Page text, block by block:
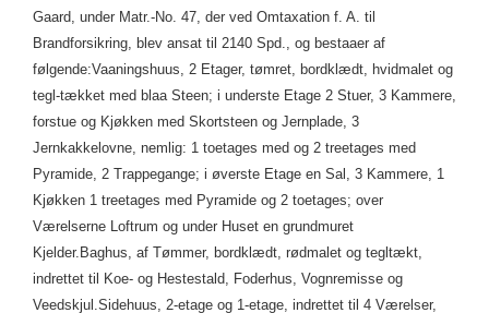
Gaard, under Matr.-No. 47, der ved Omtaxation f. A. til
Brandforsikring, blev ansat til 2140 Spd., og bestaaer af
følgende:Vaaningshuus, 2 Etager, tømret, bordklædt, hvidmalet og
tegl-tækket med blaa Steen; i underste Etage 2 Stuer, 3 Kammere,
forstue og Kjøkken med Skortsteen og Jernplade, 3
Jernkakkelovne, nemlig: 1 toetages med og 2 treetages med
Pyramide, 2 Trappegange; i øverste Etage en Sal, 3 Kammere, 1
Kjøkken 1 treetages med Pyramide og 2 toetages; over
Værelserne Loftrum og under Huset en grundmuret
Kjelder. Baghus, af Tømmer, bordklædt, rødmalet og tegltækt,
indrettet til Koe- og Hestestald, Foderhus, Vognremisse og
Veedskjul.Sidehuus, 2-etage og 1-etage, indrettet til 4 Værelser,